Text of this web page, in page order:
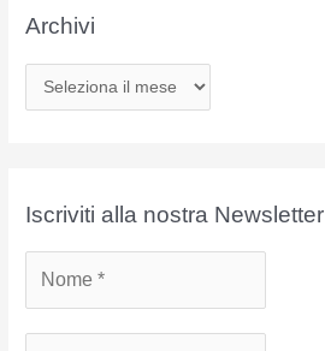
Archivi
r
iIscriviti alla nostra Newsletter